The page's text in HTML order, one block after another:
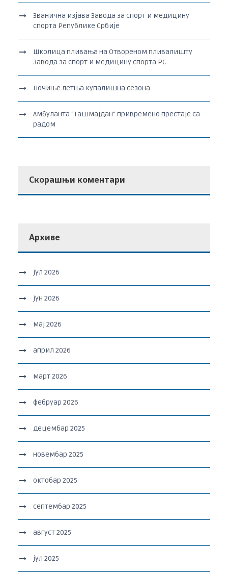
Званична изјава Завода за спорт и медицину
спорта Републике Србије
Школица пливања на Отвореном пливалишту
Завода за спорт и медицину спорта РС
Почиње летња купалишна сезона
Амбуланта “Ташмајдан“ привремено престаје са
радом
Скорашњи коментари
Архиве
јул 2026
јун 2026
мај 2026
април 2026
март 2026
фебруар 2026
децембар 2025
новембар 2025
октобар 2025
септембар 2025
август 2025
јул 2025